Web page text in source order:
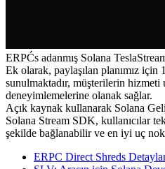
ERPĆs adanmış Solana
Ek olarak, paylaşılan planımız
sunulmaktadır, müşterilerin
deneyimlemelerine olanak sağlar.
Açık kaynak kullanarak Solana
Solana Stream SDK, kullanıcılar
şekilde bağlanabilir ve en iyi uç
ERPC Direct Shreds